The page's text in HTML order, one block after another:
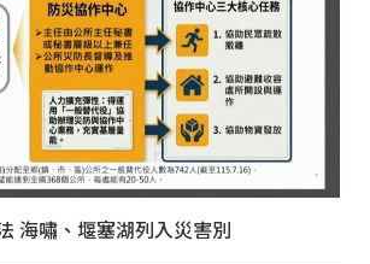
海嘯、堰塞湖列入災害別